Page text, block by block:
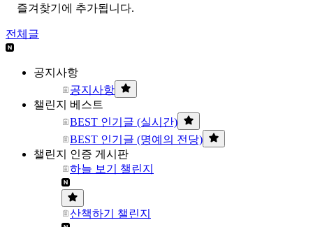
즐겨찾기에 추가됩니다.
전체글
공지사항
공지사항
챌린지 베스트
BEST 인기글 (실시간)
BEST 인기글 (명예의 전당)
챌린지 인증 게시판
하늘 보기 챌린지
산책하기 챌린지